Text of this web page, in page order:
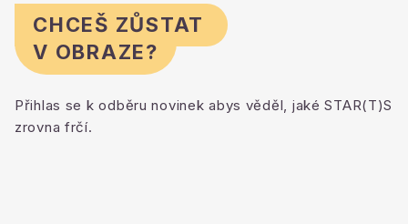
CHCEŠ ZŮSTAT
V OBRAZE?
Přihlas se k odběru novinek abys věděl, jaké STAR(T)S
zrovna frčí.